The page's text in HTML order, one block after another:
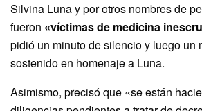
Silvina Luna y por otros nombres de
fueron «víctimas de medicina
pidió un minuto de silencio y luego un
sostenido en homenaje a Luna.
Asimismo, precisó que «se están